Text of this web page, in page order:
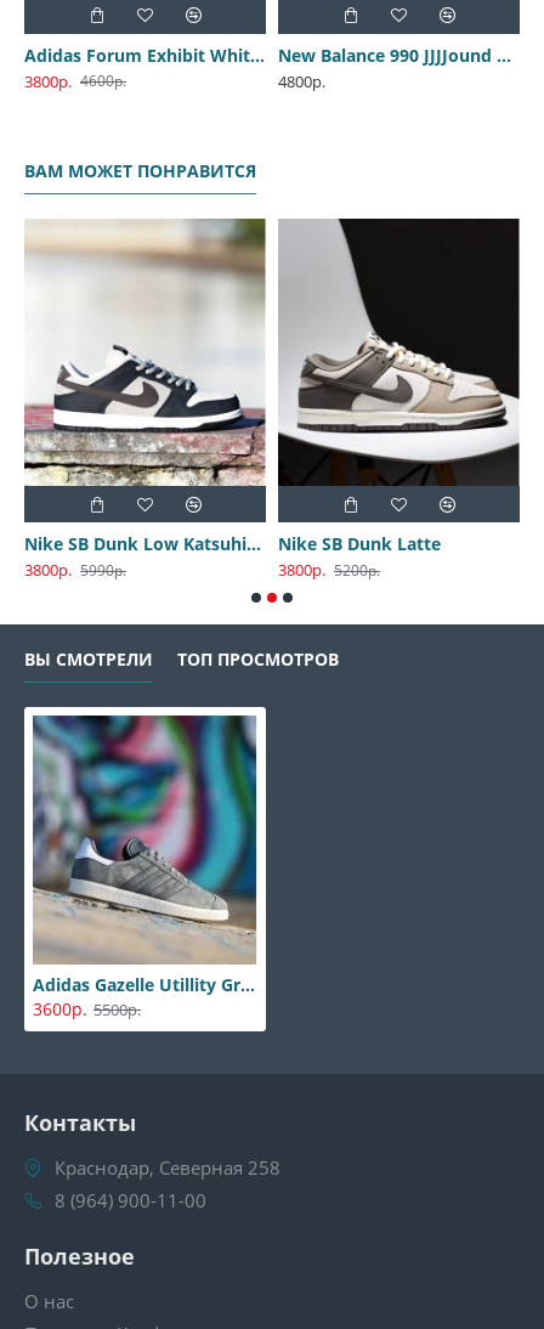
Adidas Forum Exhibit White Brown
3800р. 4600р.
New Balance 990 JJJJound M990JD3
4800р.
ВАМ МОЖЕТ ПОНРАВИТСЯ
Nike SB Dunk Low Katsuhiro Otomo
3800р. 5990р.
Nike SB Dunk Latte
3800р. 5200р.
ВЫ СМОТРЕЛИ ТОП ПРОСМОТРОВ
Adidas Gazelle Utillity Gray
3600р. 5500р.
Контакты
Краснодар, Северная 258
8 (964) 900-11-00
Полезное
О нас